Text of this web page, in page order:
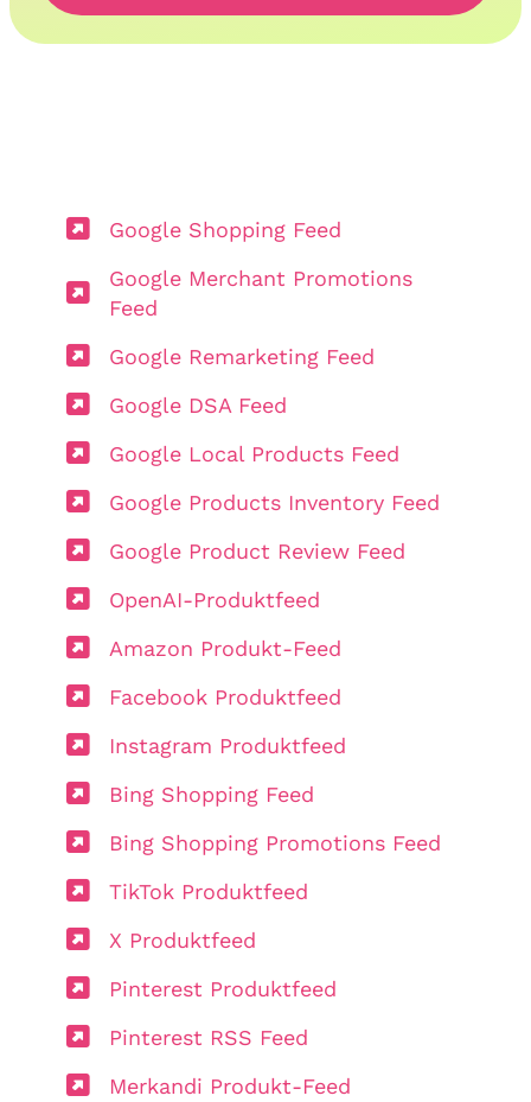
Google Shopping Feed
Google Merchant Promotions
Feed
Google Remarketing Feed
Google DSA Feed
Google Local Products Feed
Google Products Inventory Feed
Google Product Review Feed
OpenAI-Produktfeed
Amazon Produkt-Feed
Facebook Produktfeed
Instagram Produktfeed
Bing Shopping Feed
Bing Shopping Promotions Feed
TikTok Produktfeed
X Produktfeed
Pinterest Produktfeed
Pinterest RSS Feed
Merkandi Produkt-Feed